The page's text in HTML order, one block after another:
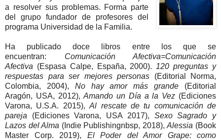
a resolver sus problemas. Forma parte
del grupo fundador de profesores del
programa Universidad de la Familia.
Ha publicado doce libros entre los que se
encuentran: Comunicación Afectiva=Comunicación
Afectiva (Espasa Calpe, España, 2000). 120 preguntas y
respuestas para ser mejores personas (Editorial Norma,
Colombia, 2004), No hay amor más grande (Editorial
Aragón, USA, 2012),Amando un Día a la Vez (Ediciones
Varona, U.S.A. 2015),Al rescate de tu comunicación de
pareja (Ediciones Varona, USA 2017), Sexo Sagrado y
Lazos del Alma (Indie Publishingnbsp, 2018),Alessia (Book
Master Corp. 2019), El Poder del Amor Grape: como